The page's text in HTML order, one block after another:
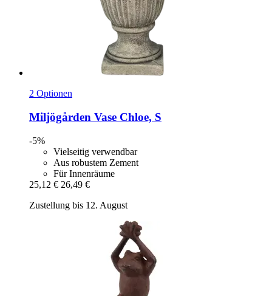
2 Optionen
Miljögården Vase Chloe, S
-5%
Vielseitig verwendbar
Aus robustem Zement
Für Innenräume
25,12 € 26,49 €
Zustellung bis 12. August